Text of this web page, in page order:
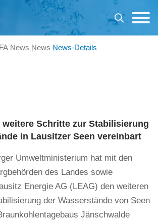
News News News-Details
Schritte zur Stabilisierung
in Lausitzer Seen vereinbart
Umweltministerium hat mit den
des Landes sowie
Energie AG (LEAG) den weiteren
der Wasserstände von Seen
Jänschwalde